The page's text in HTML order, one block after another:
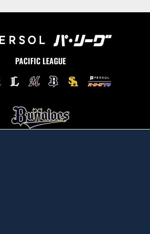
PACIFIC LEAGUE